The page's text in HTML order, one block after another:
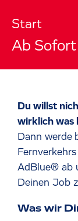
Start
Ab Sofort
Du willst
wirklich was
Dann werde
AdBlue® ab
Deinen Job
Was wir